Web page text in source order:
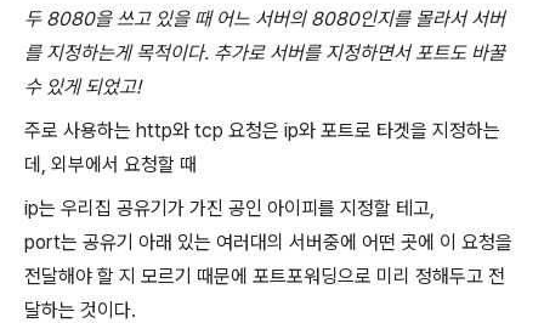
두 8080을 쓰고 있을 때 어느 서버의 8080인지를 몰라서 서버
를 지정하는게 목적이다. 추가로 서버를 지정하면서 포트도 바꿀
수 있게 되었고!
주로 사용하는 http와 tcp 요청은 ip와 포트로 타겟을 지정하는
데, 외부에서 요청할 때
ip는 우리집 공유기가 가진 공인 아이피를 지정할 테고,
port는 공유기 아래 있는 여러대의 서버중에 어떤 곳에 이 요청을
전달해야 할 지 모르기 때문에 포트포워딩으로 미리 정해두고 전
달하는 것이다.